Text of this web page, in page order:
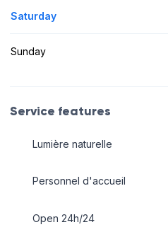
Saturday
Sunday
Service features
Lumière naturelle
Personnel d'accueil
Open 24h/24